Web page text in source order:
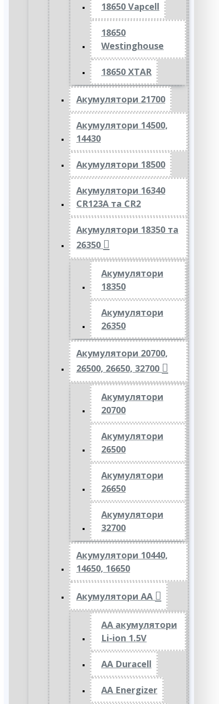
18650 Vapcell
18650
Westinghouse
18650 XTAR
Акумулятори 21700
Акумулятори 14500,
14430
Акумулятори 18500
Акумулятори 16340
CR123A та CR2
Акумулятори 18350 та
26350
Акумулятори
18350
Акумулятори
26350
Акумулятори 20700,
26500, 26650, 32700
Акумулятори
20700
Акумулятори
26500
Акумулятори
26650
Акумулятори
32700
Акумулятори 10440,
14650, 16650
Акумулятори АА
AA акумулятори
Li-ion 1.5V
AA Duracell
AA Energizer